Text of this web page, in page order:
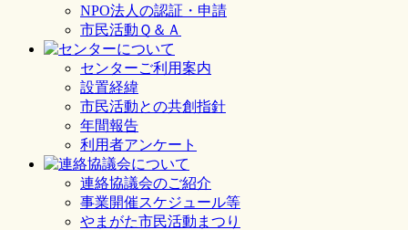
NPO法人の認証・申請
市民活動Ｑ＆Ａ
センターご利用案内
設置経緯
市民活動との共創指針
年間報告
利用者アンケート
連絡協議会のご紹介
事業開催スケジュール等
やまがた市民活動まつり